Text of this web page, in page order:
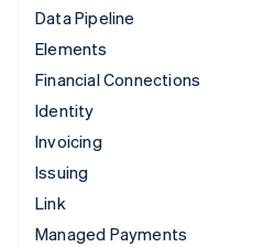
Data Pipeline
Elements
Financial Connections
Identity
Invoicing
Issuing
Link
Managed Payments